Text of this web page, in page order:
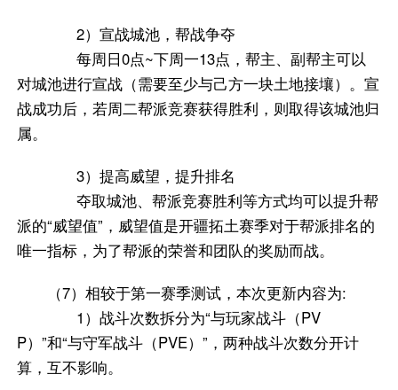
2）宣战城池，帮战争夺
每周日0点~下周一13点，帮主、副帮主可以
对城池进行宣战（需要至少与己方一块土地接壤）。宣
战成功后，若周二帮派竞赛获得胜利，则取得该城池归
属。
3）提高威望，提升排名
夺取城池、帮派竞赛胜利等方式均可以提升帮
派的“威望值”，威望值是开疆拓土赛季对于帮派排名的
唯一指标，为了帮派的荣誉和团队的奖励而战。
（7）相较于第一赛季测试，本次更新内容为:
1）战斗次数拆分为“与玩家战斗（PV
P）”和“与守军战斗（PVE）”，两种战斗次数分开计
算，互不影响。